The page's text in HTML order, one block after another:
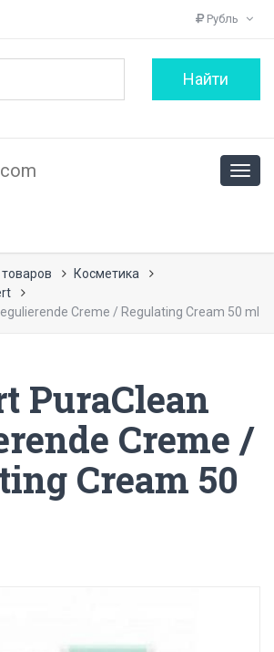
Рубль
Косметика
Creme / Regulating Cream 50 ml
PuraClean
Creme /
Cream 50